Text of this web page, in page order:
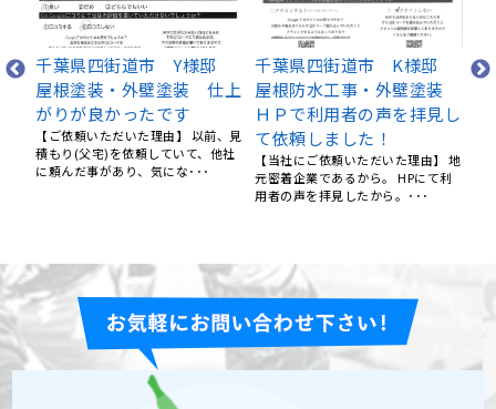
千葉県四街道市 Y様邸
屋根塗装・外壁塗装 仕上
がりが良かったです
【ご依頼いただいた理由】 以前、見
積もり(父宅)を依頼していて、他社
千葉県四街道市 K様邸
屋根防水工事・外壁塗装
ＨＰで利用者の声を拝見し
て依頼しました！
【当社にご依頼いただいた理由】 地
元密着企業であるから。 HPにて利